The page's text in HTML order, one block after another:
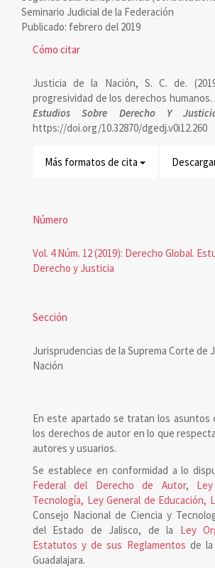
Seminario Judicial de la Federación
Publicado: febrero del 2019
Detalles
artículo
Cómo citar
Justicia de la Nación, S. C. de.
progresividad de los derechos humanos.
Estudios Sobre Derecho Y
https://doi.org/10.32870/dgedj.v0i12.260
Más formatos de cita
Número
Vol. 4 Núm. 12 (2019): Derecho Global.
Derecho y Justicia
Sección
Jurisprudencias de la Suprema Corte de
Nación
En este apartado se tratan los asuntos
los derechos de autor en lo que
autores y usuarios.
Se establece en conformidad a lo
Federal del Derecho de Autor,
Tecnología, Ley General de Educación,
Consejo Nacional de Ciencia y
del Estado de Jalisco, de la Ley
Estatutos y de sus Reglamentos de
Guadalajara.